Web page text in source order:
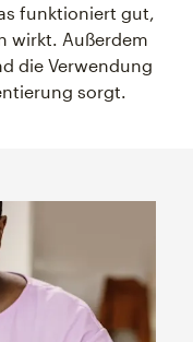
funktioniert gut,
wirkt. Außerdem
die Verwendung
sorgt.